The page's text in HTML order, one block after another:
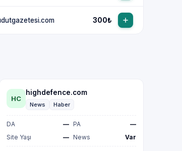
300₺
HC
highdefence.com
News Haber
DA — PA
—
Site Yaşı
— News Var